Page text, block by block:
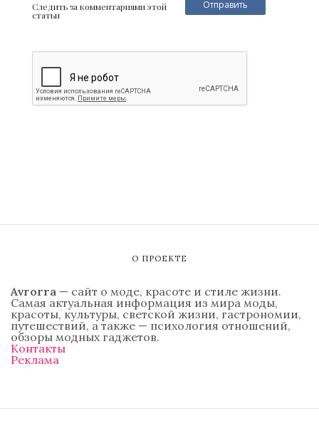
Следить за комментариями этой
статьи
О ПРОЕКТЕ
Avrorra — сайт о моде, красоте и стиле жизни.
Самая актуальная информация из мира моды,
красоты, культуры, светской жизни, гастрономии,
путешествий, а также — психология отношений,
обзоры модных гаджетов.
Контакты
Реклама